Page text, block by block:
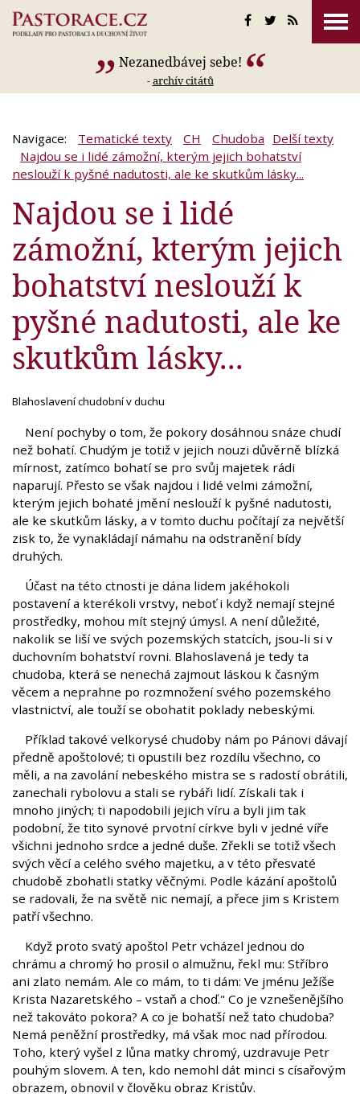
Nezanedbávej sebe!
-archív citátů
Navigace: Tematické texty CH Chudoba Delší texty
Najdou se i lidé zámožní, kterým jejich bohatství
neslouží k pyšné nadutosti, ale ke skutkům lásky...
Najdou se i lidé
zámožní, kterým jejich
bohatství neslouží k
pyšné nadutosti, ale ke
skutkům lásky...
Blahoslavení chudobní v duchu
Není pochyby o tom, že pokory dosáhnou snáze chudí
než bohatí. Chudým je totiž v jejich nouzi důvěrně blízká
mírnost, zatímco bohatí se pro svůj majetek rádi
naparují. Přesto se však najdou i lidé velmi zámožní,
kterým jejich bohaté jmění neslouží k pyšné nadutosti,
ale ke skutkům lásky, a v tomto duchu počítají za největší
zisk to, že vynakládají námahu na odstranění bídy
druhých.
Účast na této ctnosti je dána lidem jakéhokoli
postavení a kterékoli vrstvy, neboť i když nemají stejné
prostředky, mohou mít stejný úmysl. A není důležité,
nakolik se liší ve svých pozemských statcích, jsou-li si v
duchovním bohatství rovni. Blahoslavená je tedy ta
chudoba, která se nenechá zajmout láskou k časným
věcem a neprahne po rozmnožení svého pozemského
vlastnictví, ale touží se obohatit poklady nebeskými.
Příklad takové velkorysé chudoby nám po Pánovi dávají
předně apoštolové; ti opustili bez rozdílu všechno, co
měli, a na zavolání nebeského mistra se s radostí obrátili,
zanechali rybolovu a stali se rybáři lidí. Získali tak i
mnoho jiných; ti napodobili jejich víru a byli jim tak
podobní, že tito synové prvotní církve byli v jedné víře
všichni jednoho srdce a jedné duše. Zřekli se totiž všech
svých věcí a celého svého majetku, a v této přesvaté
chudobě zbohatli statky věčnými. Podle kázání apoštolů
se radovali, že na světě nic nemají, a přece jim s Kristem
patří všechno.
Když proto svatý apoštol Petr vcházel jednou do
chrámu a chromý ho prosil o almužnu, řekl mu: Stříbro
ani zlato nemám. Ale co mám, to ti dám: Ve jménu Ježíše
Krista Nazaretského – vstaň a choď." Co je vznešenějšího
než takováto pokora? A co je bohatší než tato chudoba?
Nemá peněžní prostředky, má však moc nad přírodou.
Toho, který vyšel z lůna matky chromý, uzdravuje Petr
pouhým slovem. A ten, kdo nemohl dát minci s císařovým
obrazem, obnovil v člověku obraz Kristův.